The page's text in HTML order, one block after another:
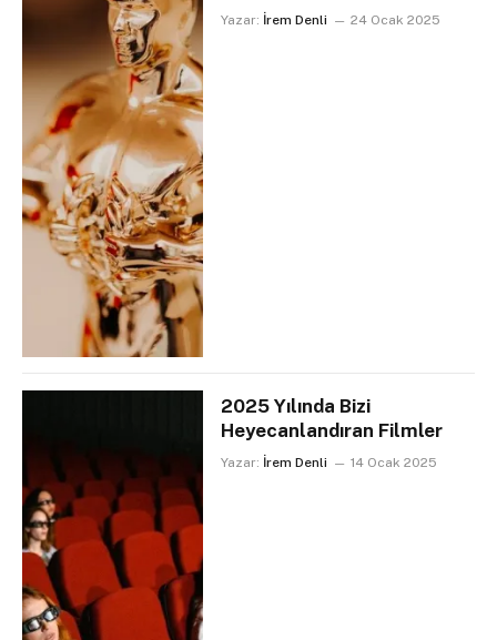
Yazar: İrem Denli 24 Ocak 2025
2025 Yılında Bizi
Heyecanlandıran Filmler
Yazar: İrem Denli 14 Ocak 2025